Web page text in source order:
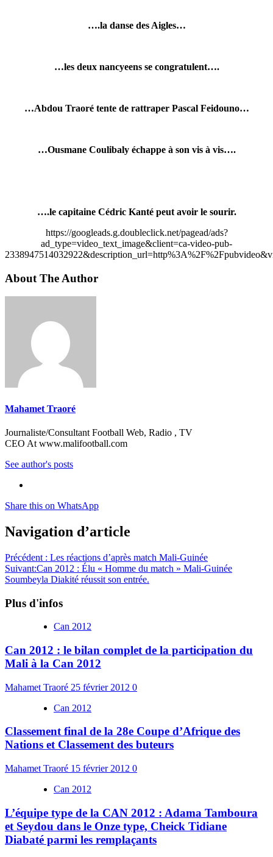
….la danse des Aigles…
…les deux nancyeens se congratulent….
…Abdou Traoré tente de rattraper Pascal Feidouno…
…Ousmane Coulibaly échappe à son vis à vis….
….le capitaine Cédric Kanté peut avoir le sourir.
https://googleads.g.doubleclick.net/pagead/ads?
ad_type=video_text_image&client=ca-video-pub-
About The Author
Mahamet Traoré
Journaliste/Consultant Football Web, Radio , TV
CEO At www.malifootball.com
See author's posts
Share this on WhatsApp
Navigation d’article
Précédent : Les réactions d’après match Mali-Guinée
Suivant:Can 2012 : Élu « Homme du match » Mali-Guinée
Soumbeyla Diakité réussit son entrée.
Plus d'infos
Can 2012
Can 2012 : le bilan complet de la participation du
Mali à la Can 2012
Mahamet Traoré 25 février 2012 0
Can 2012
Classement final de la 28e Coupe d’Afrique des
Nations et Classement des buteurs
Mahamet Traoré 15 février 2012 0
Can 2012
L’équipe type de la CAN 2012 : Adama Tamboura
et Seydou dans le Onze type, Cheick Tidiane
Diabaté parmi les remplaçants